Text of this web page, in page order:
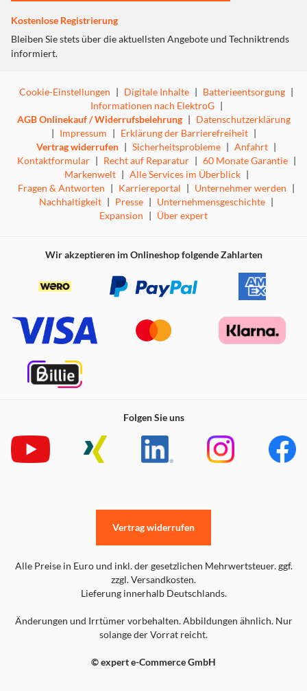
Kostenlose Registrierung
Bleiben Sie stets über die aktuellsten Angebote und Techniktrends
informiert.
Cookie-Einstellungen | Digitale Inhalte | Batterieentsorgung |
Informationen nach ElektroG |
AGB Onlinekauf / Widerrufsbelehrung | Datenschutzerklärung
| Impressum | Erklärung der Barrierefreiheit |
Vertrag widerrufen | Sicherheitsprobleme | Anfahrt |
Kontaktformular | Recht auf Reparatur | 60 Monate Garantie |
Markenwelt | Alle Services im Überblick |
Fragen & Antworten | Karriereportal | Unternehmer werden |
Nachhaltigkeit | Presse | Unternehmensgeschichte |
Expansion | Über expert
Wir akzeptieren im Onlineshop folgende Zahlarten
Folgen Sie uns
Alle Preise in Euro und inkl. der gesetzlichen Mehrwertsteuer. ggf.
zzgl. Versandkosten.
Lieferung innerhalb Deutschlands.
Änderungen und Irrtümer vorbehalten. Abbildungen ähnlich. Nur
solange der Vorrat reicht.
© expert e-Commerce GmbH
Vertrag widerrufen